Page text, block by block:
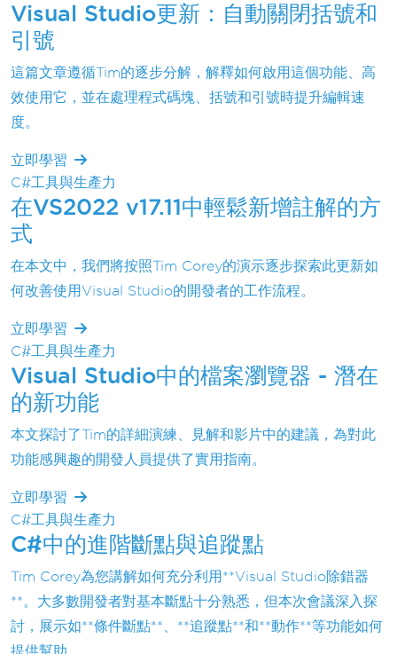
Visual Studio更新：自動關閉括號和
引號
這篇文章遵循Tim的逐步分解，解釋如何啟用這個功能、高
效使用它，並在處理程式碼塊、括號和引號時提升編輯速
度。
立即學習
C#工具與生產力
在VS2022 v17.11中輕鬆新增註解的方
式
在本文中，我們將按照Tim Corey的演示逐步探索此更新如
何改善使用Visual Studio的開發者的工作流程。
立即學習
C#工具與生產力
Visual Studio中的檔案瀏覽器 - 潛在
的新功能
本文探討了Tim的詳細演練、見解和影片中的建議，為對此
功能感興趣的開發人員提供了實用指南。
立即學習
C#工具與生產力
C#中的進階斷點與追蹤點
Tim Corey為您講解如何充分利用**Visual Studio除錯器
**。大多數開發者對基本斷點十分熟悉，但本次會議深入探
討，展示如**條件斷點**、**追蹤點**和**動作**等功能如何
提供幫助。